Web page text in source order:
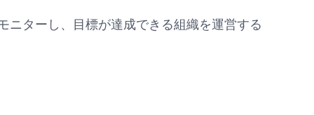
ニターし、目標が達成できる組織を運営する